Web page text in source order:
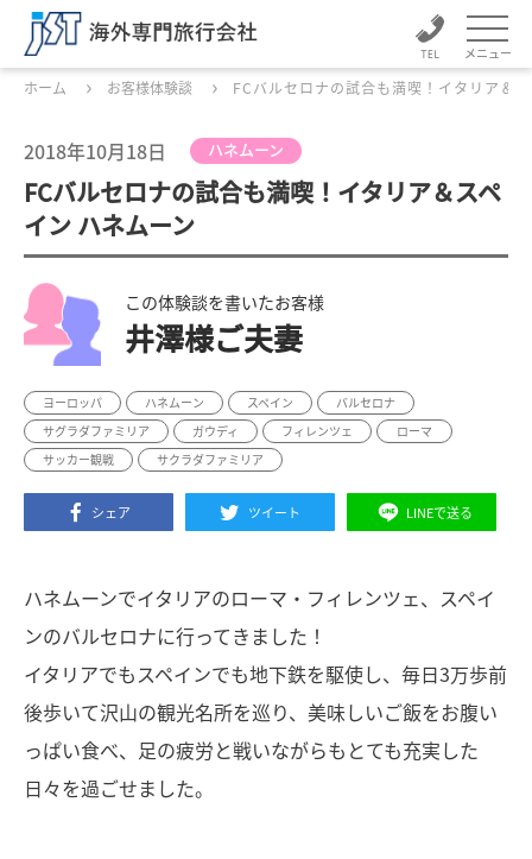
メニュー
ホーム お客様体験談 FCバルセロナの試合も満喫！イタリア＆
2018年10月18日 ハネムーン
FCバルセロナの試合も満喫！イタリア＆スペ
イン ハネムーン
この体験談を書いたお客様
井澤様ご夫妻
ヨーロッパ ハネムーン スペイン
バルセロナ
サグラダファミリア
ガウディ フィレンツェ
ローマ
サッカー観戦
サクラダファミリア
シェア ツイート LINEで送る
ハネムーンでイタリアのローマ・フィレンツェ、スペイ
ンのバルセロナに行ってきました！
イタリアでもスペインでも地下鉄を駆使し、毎日3万歩前
後歩いて沢山の観光名所を巡り、美味しいご飯をお腹い
っぱい食べ、足の疲労と戦いながらもとても充実した
日々を過ごせました。